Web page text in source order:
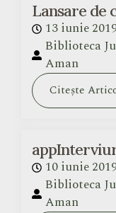
Lansare de
13 iunie
Biblioteca
Aman
Citește
10 iunie
Biblioteca
Aman